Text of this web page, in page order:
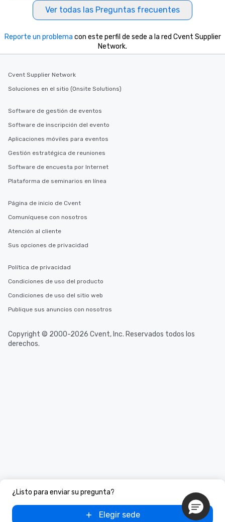
Ver todas las Preguntas frecuentes
¿Listo para enviar su pregunta?
Elegir sede
Reporte un problema con este perfil de sede a la red Cvent Supplier
Network.
Cvent Supplier Network
Soluciones en el sitio (Onsite Solutions)
Software de gestión de eventos
Software de inscripción del evento
Aplicaciones móviles para eventos
Gestión estratégica de reuniones
Software de encuesta por Internet
Plataforma de seminarios en línea
Página de inicio de Cvent
Comuníquese con nosotros
Atención al cliente
Sus opciones de privacidad
Política de privacidad
Condiciones de uso del producto
Condiciones de uso del sitio web
Publique sus anuncios con nosotros
Copyright © 2000-2026 Cvent, Inc. Reservados todos los
derechos.